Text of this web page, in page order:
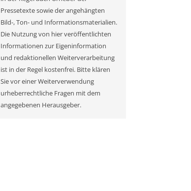
Pressetexte sowie der angehängten
Bild-, Ton- und Informationsmaterialien.
Die Nutzung von hier veröffentlichten
Informationen zur Eigeninformation
und redaktionellen Weiterverarbeitung
ist in der Regel kostenfrei. Bitte klären
Sie vor einer Weiterverwendung
urheberrechtliche Fragen mit dem
angegebenen Herausgeber.